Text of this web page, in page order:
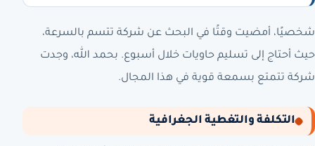
شخصيًا، أمضيت وقتًا في البحث عن شركة تتسم بالسرعة،
حيث أحتاج إلى تسليم حاويات خلال أسبوع. بحمد الله، وجدت
شركة تتمتع بسمعة قوية في هذا المجال.
التكلفة والتغطية الجغرافية